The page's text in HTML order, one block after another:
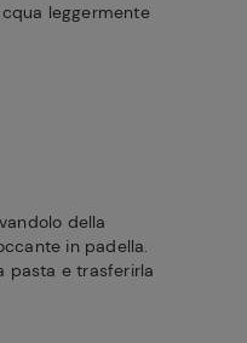
leggermente
della
in padella.
pasta e trasferirla